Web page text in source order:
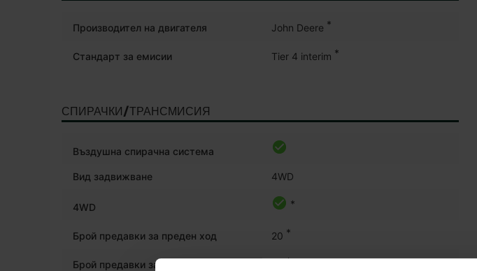
Производител на двигателя John Deere *
Стандарт за емисии Tier 4 interim *
СПИРАЧКИ/ТРАНСМИСИЯ
Въздушна спирачна система
Вид задвижване 4WD
4WD *
Брой предавки за преден ход 20 *
Брой предавки за заден ход *